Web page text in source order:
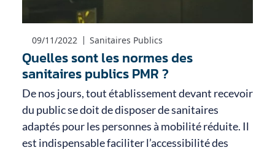
09/11/2022 Sanitaires Publics
Quelles sont les normes des
sanitaires publics PMR ?
De nos jours, tout établissement devant recevoir
du public se doit de disposer de sanitaires
adaptés pour les personnes à mobilité réduite. Il
est indispensable faciliter l’accessibilité des